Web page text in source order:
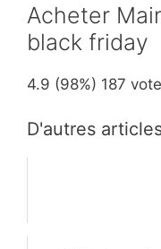
Acheter
black friday
4.9 (98%) 187
D'autres